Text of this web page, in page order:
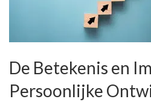
De Betekenis en
Persoonlijke